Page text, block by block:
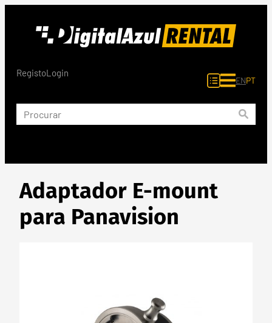
RegistoLogin
ENPT
Adaptador E-mount
para Panavision